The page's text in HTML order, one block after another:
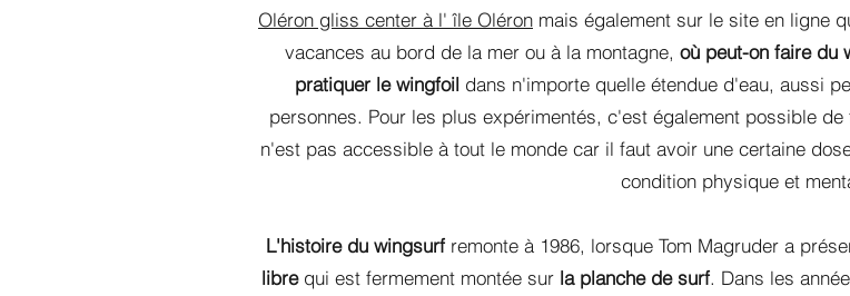
Oléron gliss center à l' île Oléron mais également sur le site en ligne
vacances au bord de la mer ou à la montagne, où peut-on faire du
pratiquer le wingfoil dans n'importe quelle étendue d'eau, aussi
personnes. Pour les plus expérimentés, c'est également possible de
n'est pas accessible à tout le monde car il faut avoir une certaine
condition physique et
L'histoire du wingsurf remonte à 1986, lorsque Tom Magruder a
libre qui est fermement montée sur la planche de surf. Dans les